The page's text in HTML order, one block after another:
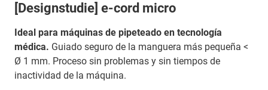
[Designstudie] e-cord micro
Ideal para máquinas de pipeteado en tecnología
médica. Guiado seguro de la manguera más pequeña <
Ø 1 mm. Proceso sin problemas y sin tiempos de
inactividad de la máquina.